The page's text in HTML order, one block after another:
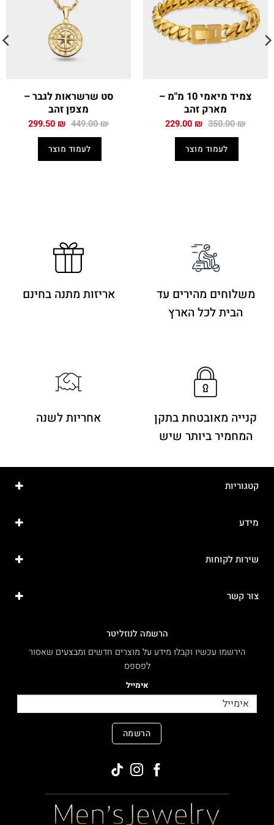
צמיד מיאמי 10 מ"מ –
מארק זהב
350.00₪ המחיר
350.00 ₪.
229.00₪ המחיר
לעמוד מוצר
סט שרשראות לגבר –
מצפן זהב
449.00₪ המחיר
449.00 ₪.
299.50₪ המחיר
לעמוד מוצר
משלוחים מהירים עד
הבית לכל הארץ
אריזות מתנה בחינם
קנייה מאובטחת בתקן
המחמיר ביותר שיש
אחריות לשנה
קטגוריות
מידע
שירות לקוחות
צור קשר
הרשמה לנוזליטר
הירשמו עכשיו וקבלו מידע על מוצרים חדשים ומבצעים שאסור
לפספס
אימייל
הרשמה